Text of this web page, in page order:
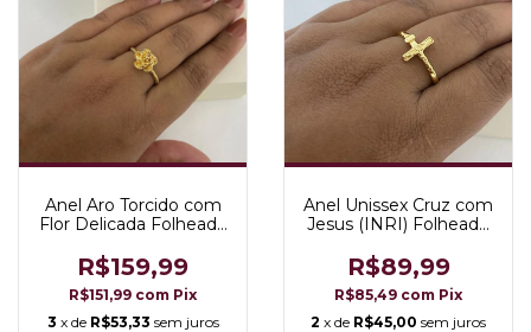
Anel Aro Torcido com
Flor Delicada Folheado
R$159,99
R$151,99 com Pix
3 x de R$53,33 sem juros
Anel Unissex Cruz com
Jesus (INRI) Folheado
R$89,99
R$85,49 com Pix
2 x de R$45,00 sem juros